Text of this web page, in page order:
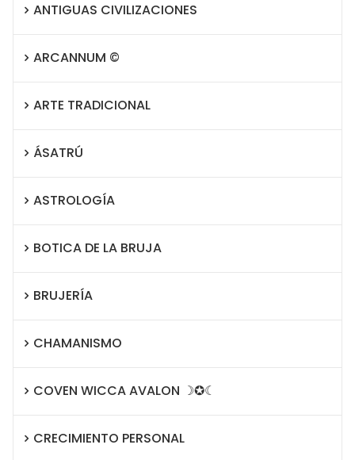
ANTIGUAS CIVILIZACIONES
ARCANNUM ©
ARTE TRADICIONAL
ÁSATRÚ
ASTROLOGÍA
BOTICA DE LA BRUJA
BRUJERÍA
CHAMANISMO
COVEN WICCA AVALON ☽✪☾
CRECIMIENTO PERSONAL